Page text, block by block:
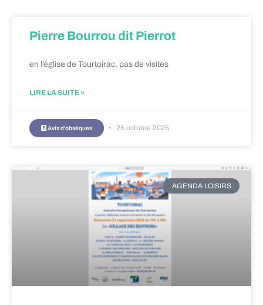
Pierre Bourrou dit Pierrot
en l’église de Tourtoirac, pas de visites
LIRE LA SUITE »
Avis d'obsèques 25 octobre 2025
AGENDA LOISIRS